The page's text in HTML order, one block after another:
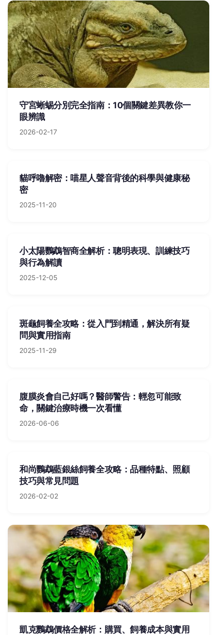
守宮蜥蜴分別完全指南：10個關鍵差異教你一
眼辨識
2026-02-17
貓呼嚕解密：喵星人聲音背後的科學與健康秘
密
2025-11-20
小太陽鸚鵡智商全解析：聰明表現、訓練技巧
與行為解讀
2025-12-05
斑龜飼養全攻略：從入門到精通，解決所有疑
問與實用指南
2025-11-29
腹膜炎會自己好嗎？醫師警告：輕忽可能致
命，關鍵治療時機一次看懂
2026-06-06
和尚鸚鵡藍銀絲飼養全攻略：品種特點、照顧
技巧與常見問題
2026-02-02
凱克鸚鵡價格全解析：購買、飼養成本與實用